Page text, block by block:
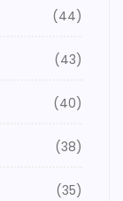
(44)
(43)
(40)
(38)
(35)